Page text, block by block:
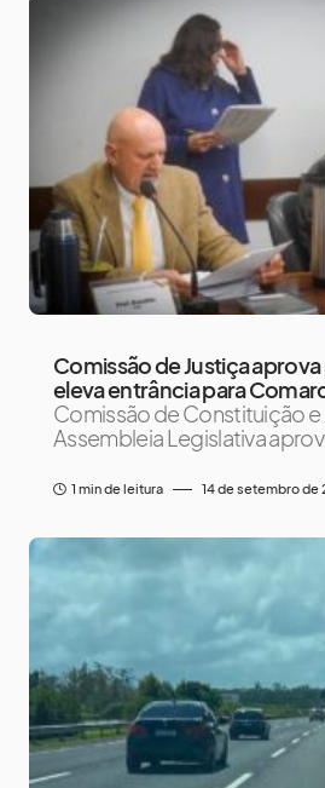
Comissão de Justiça
eleva entrância para
Comissão de Constituição e
Assembleia Legislativa
1 min de leitura 14 de setembro de